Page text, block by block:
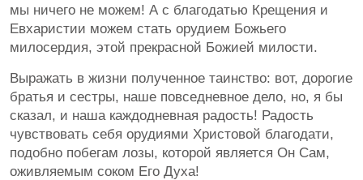
мы ничего не можем! А с благодатью Крещения и
Евхаристии можем стать орудием Божьего
милосердия, этой прекрасной Божией милости.
Выражать в жизни полученное таинство: вот, дорогие
братья и сестры, наше повседневное дело, но, я бы
сказал, и наша каждодневная радость! Радость
чувствовать себя орудиями Христовой благодати,
подобно побегам лозы, которой является Он Сам,
оживляемым соком Его Духа!